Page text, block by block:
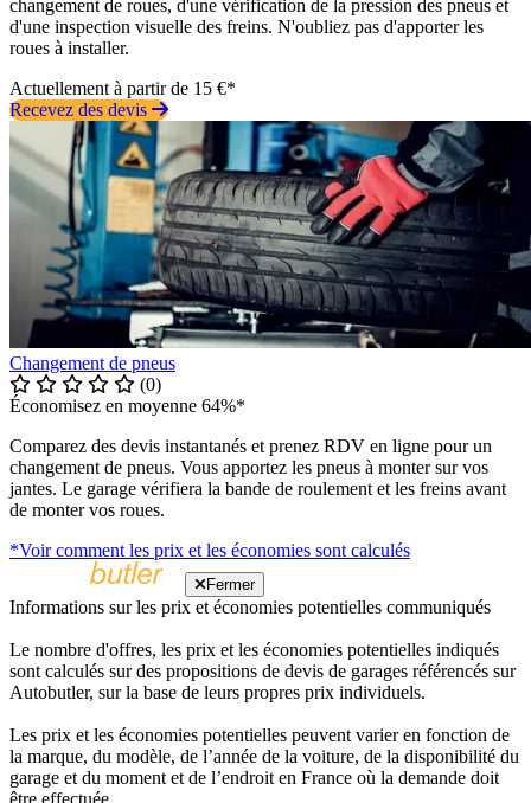
changement de roues, d'une vérification de la pression des pneus et
d'une inspection visuelle des freins. N'oubliez pas d'apporter les
roues à installer.
Actuellement à partir de 15 €*
Recevez des devis
Changement de pneus
(0)
Économisez en moyenne 64%*
Comparez des devis instantanés et prenez RDV en ligne pour un
changement de pneus. Vous apportez les pneus à monter sur vos
jantes. Le garage vérifiera la bande de roulement et les freins avant
de monter vos roues.
*Voir comment les prix et les économies sont calculés
Fermer
Informations sur les prix et économies potentielles communiqués
Le nombre d'offres, les prix et les économies potentielles indiqués
sont calculés sur des propositions de devis de garages référencés sur
Autobutler, sur la base de leurs propres prix individuels.
Les prix et les économies potentielles peuvent varier en fonction de
la marque, du modèle, de l’année de la voiture, de la disponibilité du
garage et du moment et de l’endroit en France où la demande doit
être effectuée.